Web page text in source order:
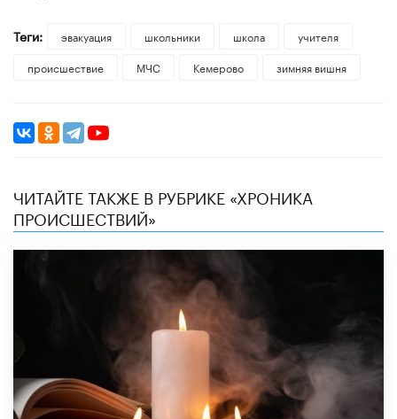
Теги: эвакуация школьники школа
учителя
происшествие
МЧС Кемерово зимняя вишня
ЧИТАЙТЕ ТАКЖЕ В РУБРИКЕ «ХРОНИКА
ПРОИСШЕСТВИЙ»